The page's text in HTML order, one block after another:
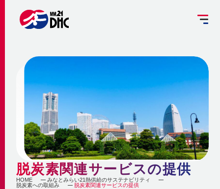
設備管理受託のご案内
小 中 大
INFORMATION
お知らせ
メディア
更新情報
ご挨拶
みなとみらい21熱供給のサステナビリティ
脱炭素への取組み
脱炭素関連サービスの提供
事業概要 ～地域冷暖房とは～
地域冷暖房の仕組み
企業情報
脱炭素関連サービスの提供
HOME
みなとみらい21熱供給のサステナビリティ
脱炭素への取組み
脱炭素関連サービスの提供